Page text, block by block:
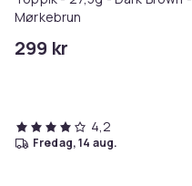
Mørkebrun
299 kr
4,2
fredag, 14 aug.